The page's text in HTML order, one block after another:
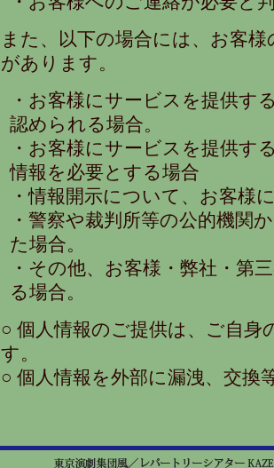
また、以下の場合には、お客
があります。
・お客様にサービスを提供す
認められる場合。
・お客様にサービスを提供す
情報を必要とする場合
・情報開示について、お客様
・警察や裁判所等の公的機関
た場合。
・その他、お客様・弊社・第
る場合。
○ 個人情報のご提供は、ご自
す。
○ 個人情報を外部に漏洩、交換